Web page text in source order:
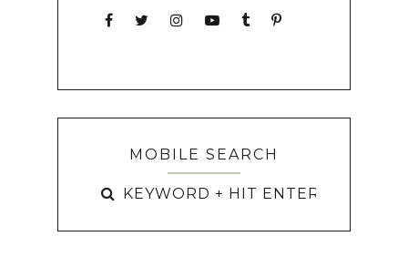
MOBILE SEARCH